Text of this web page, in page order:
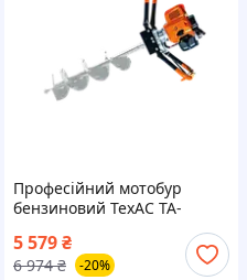
Професійний мотобур
бензиновий ТехАС TA-
GA1900)
5 579₴
6 974 ₴ -20%